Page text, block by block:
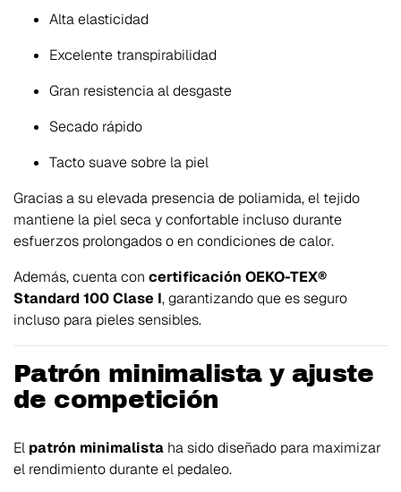
Alta elasticidad
Excelente transpirabilidad
Gran resistencia al desgaste
Secado rápido
Tacto suave sobre la piel
Gracias a su elevada presencia de poliamida, el tejido
mantiene la piel seca y confortable incluso durante
esfuerzos prolongados o en condiciones de calor.
Además, cuenta con certificación OEKO-TEX®
Standard 100 Clase I, garantizando que es seguro
incluso para pieles sensibles.
Patrón minimalista y ajuste
de competición
El patrón minimalista ha sido diseñado para maximizar
el rendimiento durante el pedaleo.